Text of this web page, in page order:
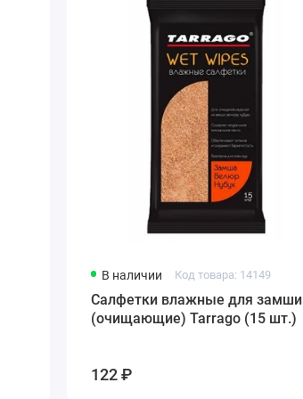
В наличии Код товара: 14149
Салфетки влажные для замши
(очищающие) Tarrago (15 шт.)
122 ₽